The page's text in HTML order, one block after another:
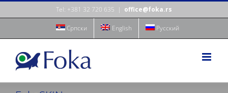
to
Tel: +381 32 720 635 | office@foka.rs
Cрпски English Русский